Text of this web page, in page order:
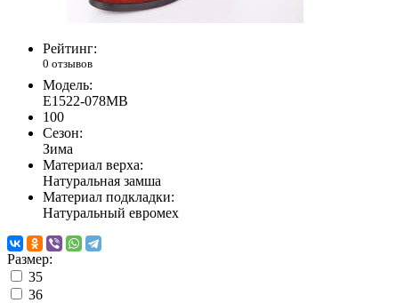
Рейтинг:
0 отзывов
Модель:
E1522-078MB
100
Сезон:
Зима
Материал верха:
Натуральная замша
Материал подкладки:
Натуральный евромех
Размер:
35
36